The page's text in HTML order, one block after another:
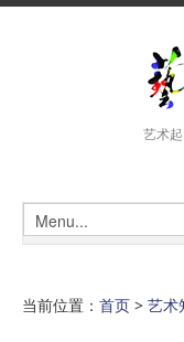
艺术
当前位置： 首页 > 艺术